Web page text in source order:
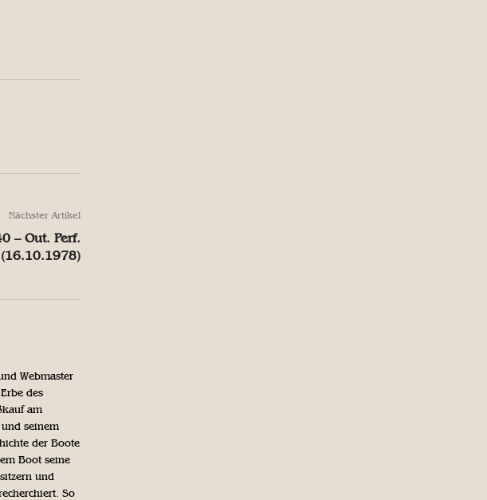
Nächster Artikel
– Out. Perf.
Webmaster
des
am
seinem
der Boote
Boot seine
und
So